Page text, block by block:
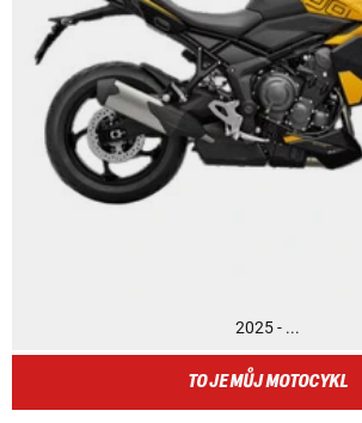
2025 - ...
TO JE MŮJ MOTOCYKL